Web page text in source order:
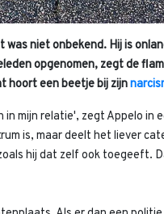
niet onbekend. Hij is
opgenomen, zegt de
hoort een beetje bij zijn
mijn relatie', zegt Appelo in
is, maar deelt het liever
hij dat zelf ook toegeeft.